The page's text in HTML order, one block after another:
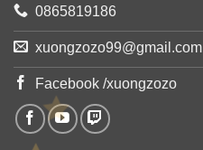
0865819186
xuongzozo99@gmail.com
Facebook /xuongzozo